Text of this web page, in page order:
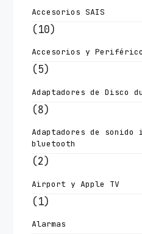
Accesorios SAIS
(10)
Accesorios y
(5)
Adaptadores de Disco
(8)
Adaptadores de sonido
bluetooth
(2)
Airport y Apple TV
(1)
Alarmas